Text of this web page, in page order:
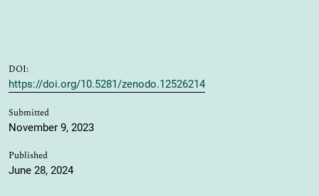
DOI:
https://doi.org/10.5281/zenodo.12526214
Submitted
November 9, 2023
Published
June 28, 2024